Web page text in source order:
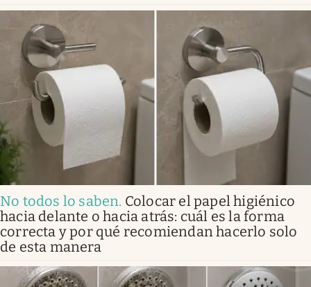
No todos lo saben. Colocar el papel higiénico
hacia delante o hacia atrás: cuál es la forma
correcta y por qué recomiendan hacerlo solo
de esta manera